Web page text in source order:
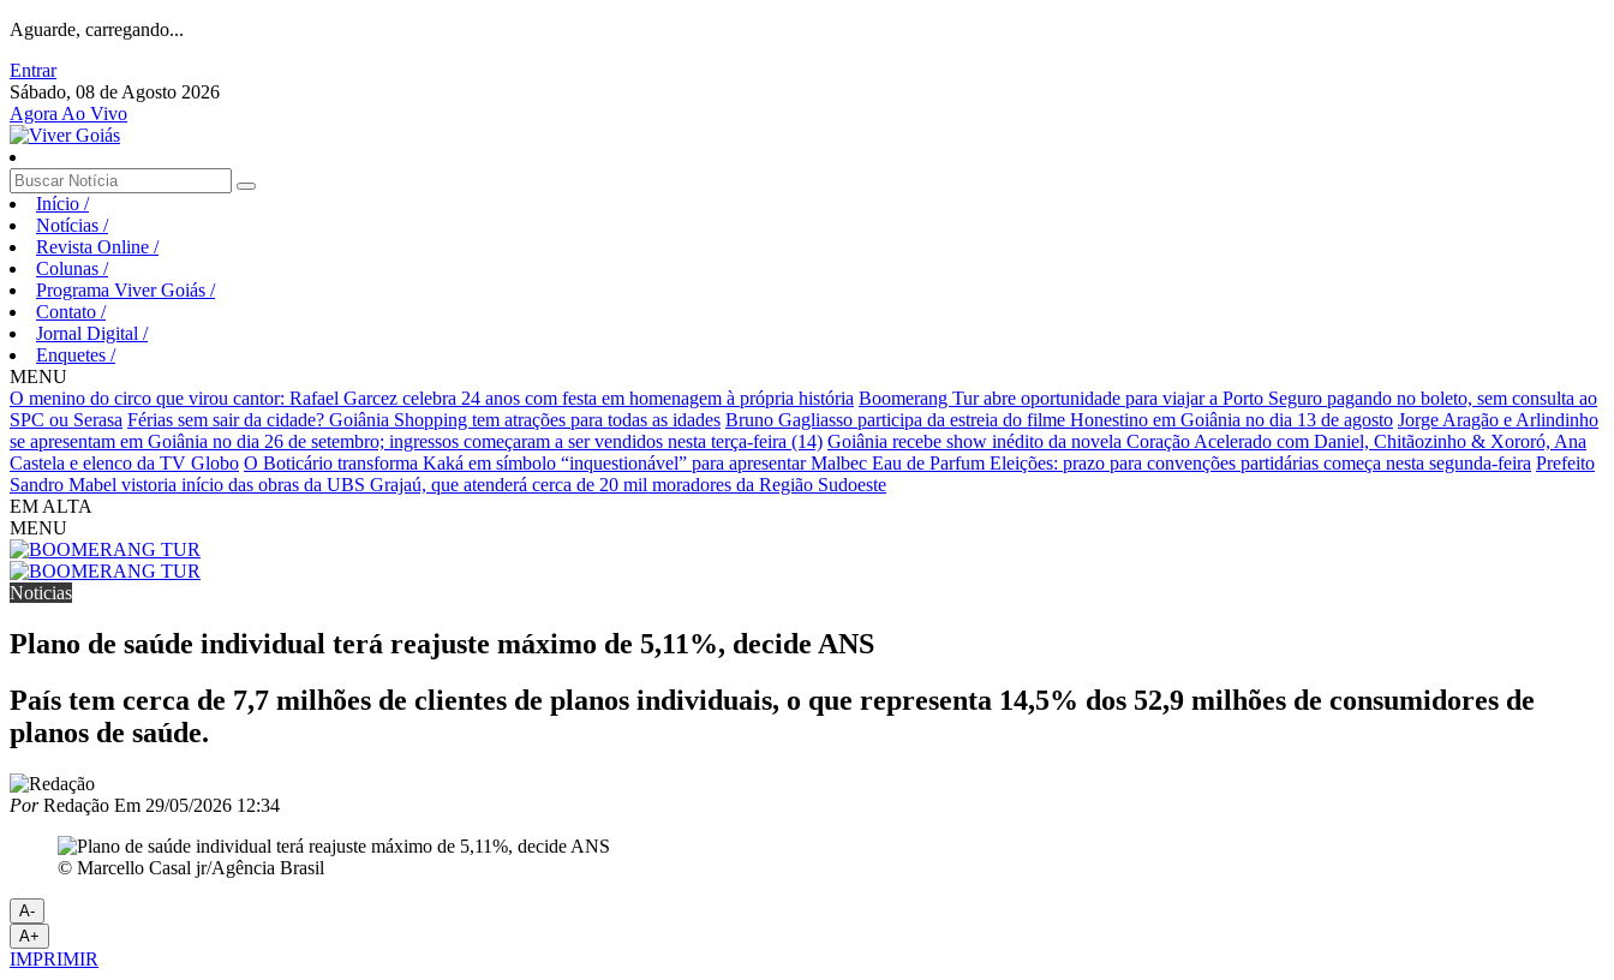
Aguarde, carregando...
Entrar
Sábado, 08 de Agosto 2026
Agora Ao Vivo
Início /
Notícias /
Revista Online /
Colunas /
Programa Viver Goiás /
Contato /
Jornal Digital /
Enquetes /
MENU
O menino do circo que virou cantor: Rafael Garcez celebra 24 anos com festa em homenagem à própria história Boomerang Tur abre oportunidade para viajar a Porto Seguro pagando no boleto, sem consulta ao
SPC ou Serasa Férias sem sair da cidade? Goiânia Shopping tem atrações para todas as idades Bruno Gagliasso participa da estreia do filme Honestino em Goiânia no dia 13 de agosto Jorge Aragão e Arlindinho
se apresentam em Goiânia no dia 26 de setembro; ingressos começaram a ser vendidos nesta terça-feira (14) Goiânia recebe show inédito da novela Coração Acelerado com Daniel, Chitãozinho & Xororó, Ana
Castela e elenco da TV Globo O Boticário transforma Kaká em símbolo “inquestionável” para apresentar Malbec Eau de Parfum Eleições: prazo para convenções partidárias começa nesta segunda-feira Prefeito
Sandro Mabel vistoria início das obras da UBS Grajaú, que atenderá cerca de 20 mil moradores da Região Sudoeste
EM ALTA
MENU
Noticias
Plano de saúde individual terá reajuste máximo de 5,11%, decide ANS
País tem cerca de 7,7 milhões de clientes de planos individuais, o que representa 14,5% dos 52,9 milhões de consumidores de
planos de saúde.
PorRedação Em 29/05/2026 12:34
© Marcello Casal jr/Agência Brasil
A-
A+
IMPRIMIR